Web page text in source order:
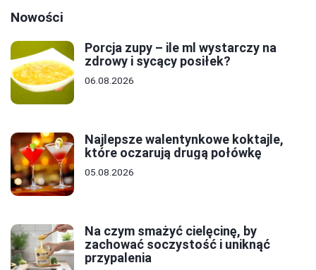
Nowości
Porcja zupy – ile ml wystarczy na
zdrowy i sycący posiłek?
06.08.2026
Najlepsze walentynkowe koktajle,
które oczarują drugą połówkę
05.08.2026
Na czym smażyć cielęcinę, by
zachować soczystość i uniknąć
przypalenia